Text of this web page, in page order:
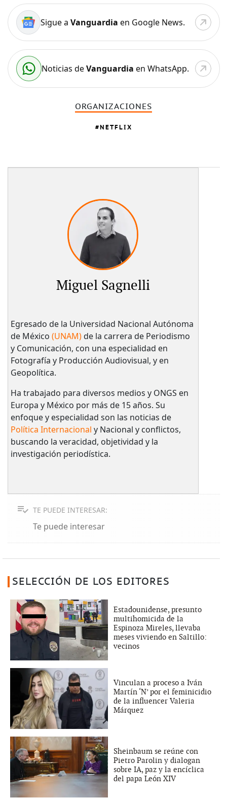
Sigue a Vanguardia en Google News.
Noticias deVanguardia en WhatsApp.
ORGANIZACIONES
NETFLIX
Miguel Sagnelli
Egresado de la Universidad Nacional Autónoma
de México (UNAM)de la carrera de Periodismo
y Comunicación, con una especialidad en
Fotografía y Producción Audiovisual, y en
Geopolítica.
Ha trabajado para diversos medios y ONGS en
Europa y México por más de 15 años. Su
enfoque y especialidad son las noticias de
Política Internacional y Nacional y conflictos,
buscando la veracidad, objetividad y la
investigación periodística.
TE PUEDE INTERESAR:
Te puede interesar
SELECCIÓN DE LOS EDITORES
Estadounidense, presunto
multihomicida de la
Espinoza Mireles, llevaba
meses viviendo en Saltillo:
vecinos
Vinculan a proceso a Iván
Martín ‘N’ por el feminicidio
de la influencer Valeria
Márquez
Sheinbaum se reúne con
Pietro Parolin y dialogan
sobre IA, paz y la encíclica
del papa León XIV